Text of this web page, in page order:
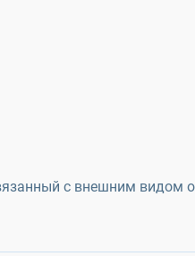
с внешним видом